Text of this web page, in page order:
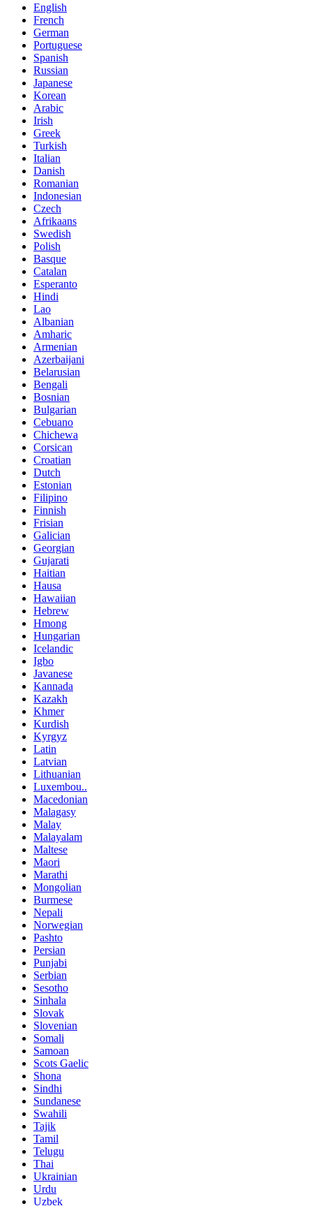
English
French
German
Portuguese
Spanish
Russian
Japanese
Korean
Arabic
Irish
Greek
Turkish
Italian
Danish
Romanian
Indonesian
Czech
Afrikaans
Swedish
Polish
Basque
Catalan
Esperanto
Hindi
Lao
Albanian
Amharic
Armenian
Azerbaijani
Belarusian
Bengali
Bosnian
Bulgarian
Cebuano
Chichewa
Corsican
Croatian
Dutch
Estonian
Filipino
Finnish
Frisian
Galician
Georgian
Gujarati
Haitian
Hausa
Hawaiian
Hebrew
Hmong
Hungarian
Icelandic
Igbo
Javanese
Kannada
Kazakh
Khmer
Kurdish
Kyrgyz
Latin
Latvian
Lithuanian
Luxembou..
Macedonian
Malagasy
Malay
Malayalam
Maltese
Maori
Marathi
Mongolian
Burmese
Nepali
Norwegian
Pashto
Persian
Punjabi
Serbian
Sesotho
Sinhala
Slovak
Slovenian
Somali
Samoan
Scots Gaelic
Shona
Sindhi
Sundanese
Swahili
Tajik
Tamil
Telugu
Thai
Ukrainian
Urdu
Uzbek